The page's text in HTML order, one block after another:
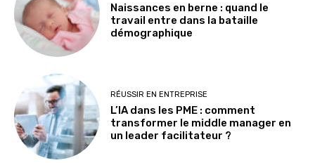
Naissances en berne : quand le
travail entre dans la bataille
démographique
RÉUSSIR EN ENTREPRISE
L’IA dans les PME : comment
transformer le middle manager en
un leader facilitateur ?